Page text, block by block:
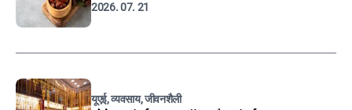
2026. 07. 21
यूएई, व्यवसाय, जीवनशैली